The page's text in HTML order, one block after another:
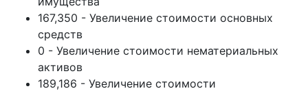
167,350 - Увеличение стоимости основных
средств
0 - Увеличение стоимости нематериальных
активов
189,186 - Увеличение стоимости